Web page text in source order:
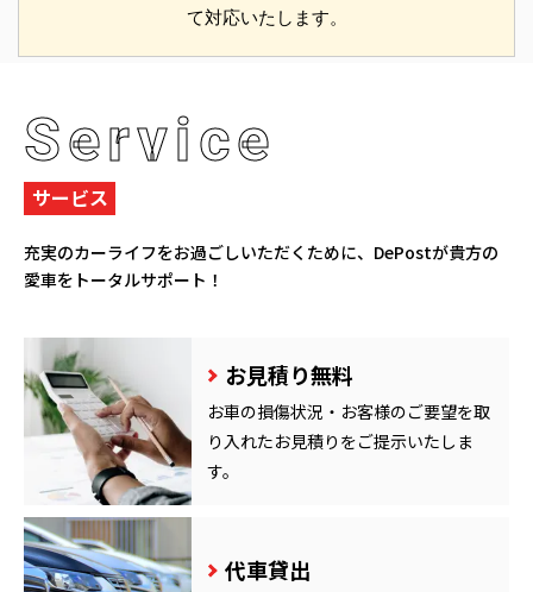
て対応いたします。
Service
サービス
充実のカーライフをお過ごしいただくために、 DePostが貴方の
愛車をトータルサポート！
お見積り無料
お車の損傷状況・お客様のご要望を取
り入れたお見積りをご提示いたしま
す。
代車貸出